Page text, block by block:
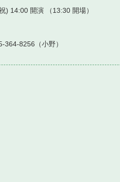
) 14:00 開演 （13:30 開場）
364-8256（小野）